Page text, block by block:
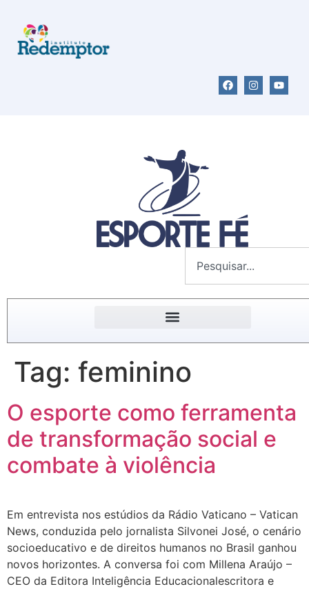
Tag: feminino
O esporte como ferramenta
de transformação social e
combate à violência
Em entrevista nos estúdios da Rádio Vaticano – Vatican
News, conduzida pelo jornalista Silvonei José, o cenário
socioeducativo e de direitos humanos no Brasil ganhou
novos horizontes. A conversa foi com Millena Araújo –
CEO da Editora Inteligência Educacionalescritora e